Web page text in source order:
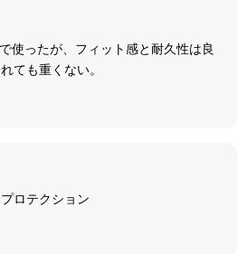
使ったが、フィット感と耐久性は良
ても重くない。
ロテクション